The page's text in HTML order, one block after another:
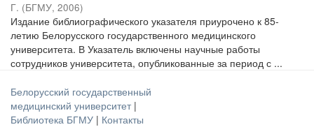
Г. (БГМУ, 2006)
Издание библиографического указателя приурочено к 85-
летию Белорусского государственного медицинского
университета. В Указатель включены научные работы
сотрудников университета, опубликованные за период с ...
Белорусский государственный
медицинский университет |
Библиотека БГМУ | Контакты